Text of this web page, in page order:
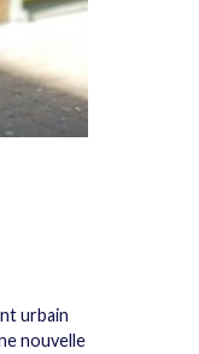
urbain
nouvelle